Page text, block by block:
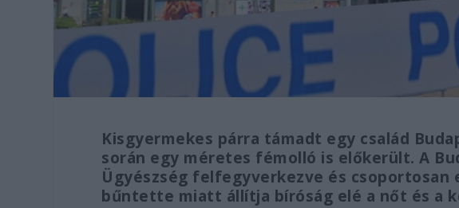
Kisgyermekes párra támadt egy család
során egy méretes fémolló is előkerült. A
Ügyészség felfegyverkezve és
bűntette miatt állítja bíróság elé a nőt és a